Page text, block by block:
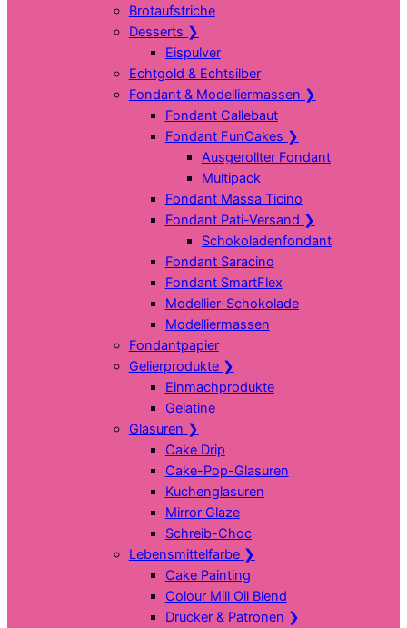
Brotaufstriche
Desserts ❯
Eispulver
Echtgold & Echtsilber
Fondant & Modelliermassen ❯
Fondant Callebaut
Fondant FunCakes ❯
Ausgerollter Fondant
Multipack
Fondant Massa Ticino
Fondant Pati-Versand ❯
Schokoladenfondant
Fondant Saracino
Fondant SmartFlex
Modellier-Schokolade
Modelliermassen
Fondantpapier
Gelierprodukte ❯
Einmachprodukte
Gelatine
Glasuren ❯
Cake Drip
Cake-Pop-Glasuren
Kuchenglasuren
Mirror Glaze
Schreib-Choc
Lebensmittelfarbe ❯
Cake Painting
Colour Mill Oil Blend
Drucker & Patronen ❯